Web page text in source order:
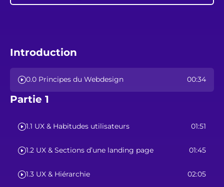
Introduction
0.0 Principes du Webdesign 00:34
Partie 1
1.1 UX & Habitudes utilisateurs 01:51
1.2 UX & Sections d’une landing page 01:45
1.3 UX & Hiérarchie 02:05